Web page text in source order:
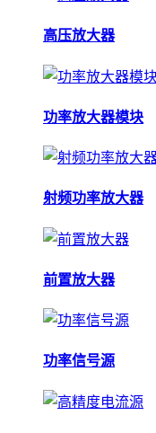
高压放大器
功率放大器模块
射频功率放大器
前置放大器
功率信号源